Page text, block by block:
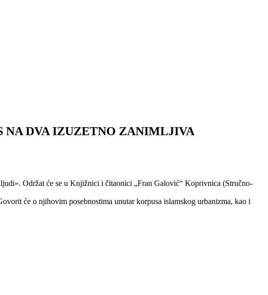
NA DVA IZUZETNO ZANIMLJIVA
Održat će se u Knjižnici i čitaonici „Fran Galović“ Koprivnica (Stručno-
će o njihovim posebnostima unutar korpusa islamskog urbanizma, kao i